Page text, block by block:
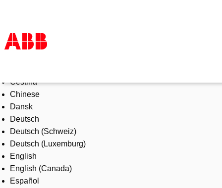
Products & Solutions
Industries
Services
About us
Where to buy
Contact us
Careers
Čeština
Chinese
Dansk
Deutsch
Deutsch (Schweiz)
Deutsch (Luxemburg)
English
English (Canada)
Español